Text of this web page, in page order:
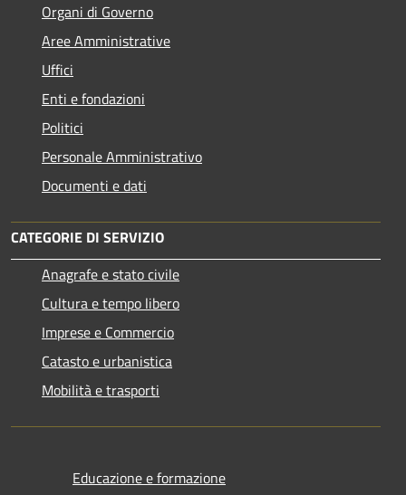
Organi di Governo
Aree Amministrative
Uffici
Enti e fondazioni
Politici
Personale Amministrativo
Documenti e dati
CATEGORIE DI SERVIZIO
Anagrafe e stato civile
Cultura e tempo libero
Imprese e Commercio
Catasto e urbanistica
Mobilità e trasporti
Educazione e formazione